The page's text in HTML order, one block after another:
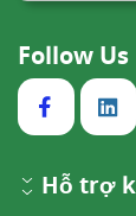
Follow Us
Hỗ trợ